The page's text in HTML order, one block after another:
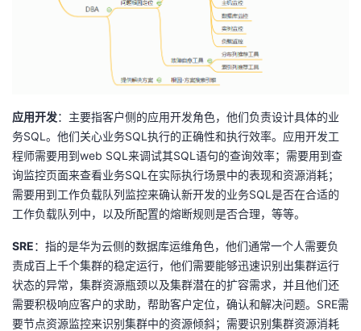
应用开发：主要指客户侧的应用开发角色，他们负责设计具体的业
务SQL。他们关心业务SQL执行的正确性和执行效率。应用开发工
程师需要用到web SQL来调试其SQL语句的查询效率；需要用到查
询监控页面来查看业务SQL在实际执行场景中的表现和资源消耗；
需要用到工作负载队列监控来确认新开发的业务SQL是否在合适的
工作负载队列中，以及所配置的熔断规则是否合理，等等。
SRE：指的是华为云侧的数据库运维角色，他们通常一个人需要负
责成百上千个集群的稳定运行，他们需要能够迅速识别出集群运行
状态的异常，集群资源瓶颈以及集群潜在的扩容需求，并且他们还
需要积极响应客户的求助，帮助客户定位，确认和解决问题。SRE需
要节点资源监控来识别集群中的资源倾斜；需要识别集群资源消耗